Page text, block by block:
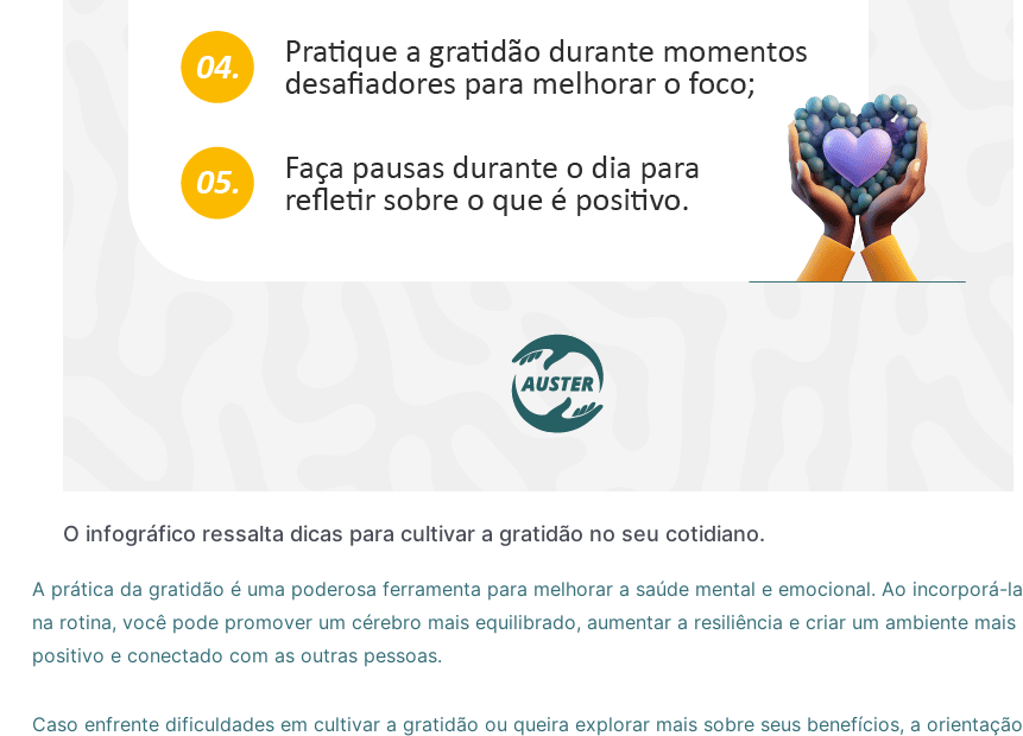
O infográfico ressalta dicas para cultivar a gratidão no seu cotidiano.
A prática da gratidão é uma poderosa ferramenta para melhorar a saúde mental e emocional. Ao incorporá-la
na rotina, você pode promover um cérebro mais equilibrado, aumentar a resiliência e criar um ambiente mais
positivo e conectado com as outras pessoas.
Caso enfrente dificuldades em cultivar a gratidão ou queira explorar mais sobre seus benefícios, a orientação